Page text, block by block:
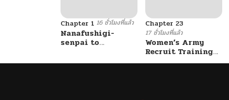
Chapter 1 16 ชั่วโมงที่แล้ว
Nanafushigi-
senpai to
Chapter 23
17 ชั่วโมงที่แล้ว
Women’s Army
Recruit Training
Center